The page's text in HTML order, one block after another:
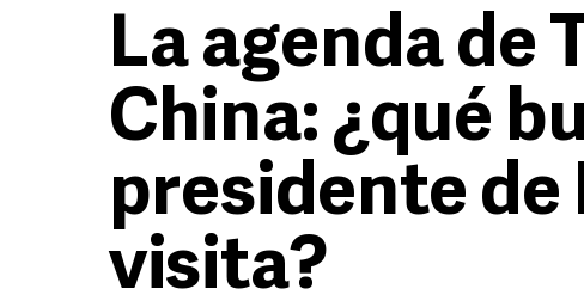
La agenda de
China: ¿qué
presidente de
visita?